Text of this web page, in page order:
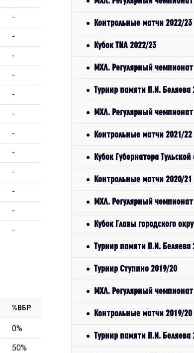
-
-
-
-
-
-
-
-
-
-
-
-
%ВБР
0%
50%
Контрольные матчи 2022/23
Кубок TNA 2022/23
МХЛ. Регулярный
Турнир памяти П.И. Беляева
МХЛ. Регулярный
Контрольные матчи 2021/22
Кубок Губернатора
Контрольные матчи 2020/21
МХЛ. Регулярный чемпионат
Кубок Главы городского
Турнир памяти П.И. Беляева
Турнир Ступино 2019/20
МХЛ. Регулярный
Контрольные матчи 2019/20
Турнир памяти П.И. Беляева